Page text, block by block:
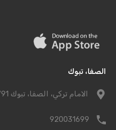
الصفا، تبوك
الامام تركي، الصفا، تبوك 04791
920031699